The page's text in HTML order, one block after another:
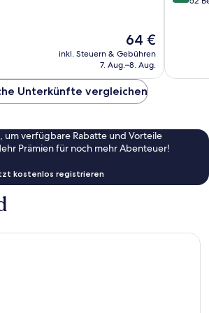
Der
Preis
beträgt
64 €
inkl. Steuern & Gebühren
7. Aug.–8. Aug.
Unterkünfte vergleichen
um verfügbare Rabatte und Vorteile
Prämien für noch mehr Abenteuer!
kostenlos registrieren